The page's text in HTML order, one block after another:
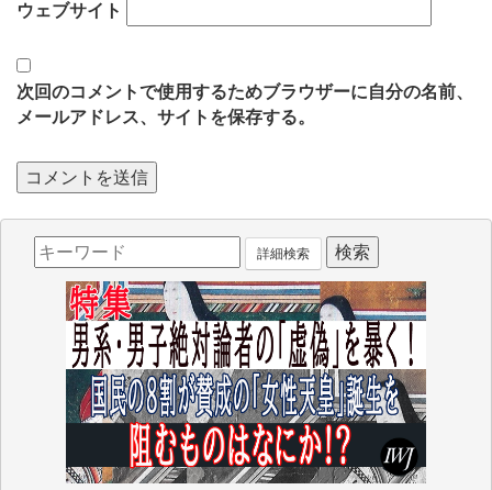
ウェブサイト
次回のコメントで使用するためブラウザーに自分の名前、
メールアドレス、サイトを保存する。
詳細検索